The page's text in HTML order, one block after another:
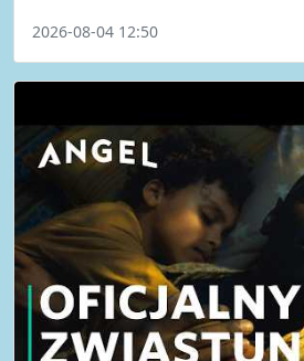
2026-08-04 12:50